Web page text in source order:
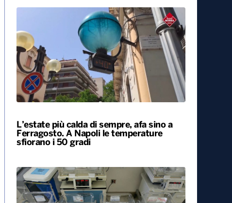
L’estate più calda di sempre, afa sino a
Ferragosto. A Napoli le temperature
sfiorano i 50 gradi